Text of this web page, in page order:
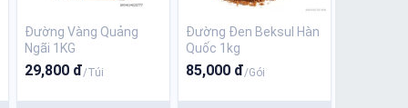
Đường Vàng Quảng
Ngãi 1KG
29,800 đ/Túi
Đường Đen Beksul Hàn
Quốc 1kg
85,000 đ/Gói